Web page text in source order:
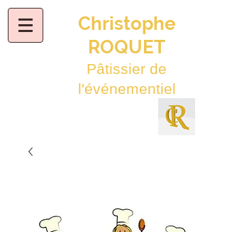
Christophe
ROQUET
Pâtissier de
l'événementiel